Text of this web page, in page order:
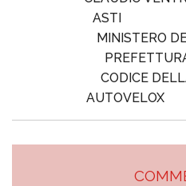
ASTI
MINISTERO
CODICE
AUTOVELOX